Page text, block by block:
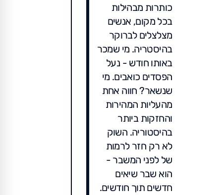
כותרות מבהילות
בכל מקום, אנשים
מצלצלים לברוקר
בהיסטריה. מי שמכר
באותו חודש - נעל
הפסדים כואבים. מי
שנשאר? חווה אחת
מהעליות המהירות
והחזקות ביותר
בהיסטוריה. השוק
לא רק חזר לרמות
של לפני המשבר -
הוא שבר שיאים
חדשים תוך חודשים.